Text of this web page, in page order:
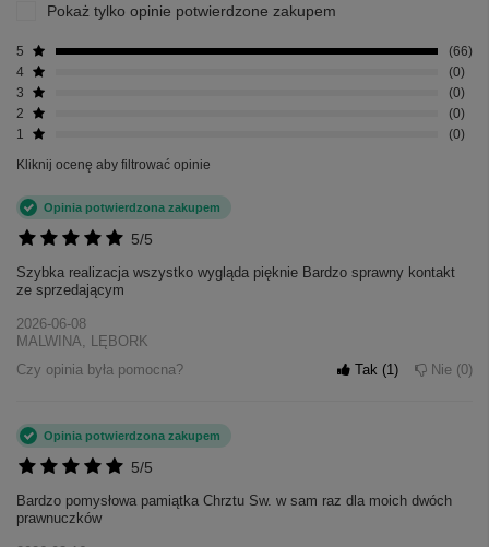
Pokaż tylko opinie potwierdzone zakupem
5
66
4
0
3
0
2
0
1
0
Kliknij ocenę aby filtrować opinie
5/5
Opinia potwierdzona zakupem
Szybka realizacja wszystko wygląda pięknie Bardzo sprawny kontakt
ze sprzedającym
2026-06-08
MALWINA, LĘBORK
Czy opinia była pomocna?
Tak 1 Nie 0
5/5
Opinia potwierdzona zakupem
Bardzo pomysłowa pamiątka Chrztu Sw. w sam raz dla moich dwóch
prawnuczków